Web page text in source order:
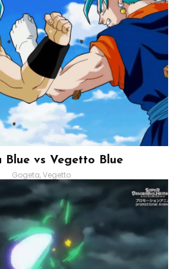
Blue vs Vegetto Blue
Gogeta, Vegetto